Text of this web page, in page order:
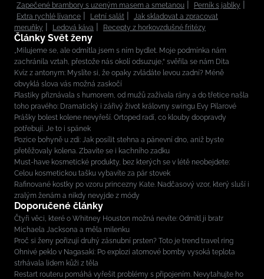
Zapečené brambory s uzeným masem a smetanou
Perník s jablky
Extra rychlé lívance
Letní salát
Jak skladovat a zpracovat
meruňky
Ledová káva Recepty z horkovzdušné fritézy
Články Svět ženy
„Milujeme se, ale odmítla jsem s ním bydlet. Moje podmínka nám
zachránila vztah, přestože nás okolí odsuzuje,“ svěřila se nám Dita
Kvíz z antonym: Myslíte si, že opaky zvládáte levou zadní? Méně
obvyklá slova vás možná zaskočí
Plastiky přiznávala s humorem, od mužů zažívala rány a do třetice našla
toho pravého: Dramatický i zářivý život královny swingu Evy Pilarové
Prášky bolest kolene nevyřeší. Ortoped radí, co klouby doopravdy
potřebují. Je to i spánek
Pozice bohyně u zdi: Jak posílit stehna a pánevní dno, aniž byste
přetěžovaly kolena. Zbavíte se i kachního zadku
Must-have kosmetické produkty, bez kterých se v létě neobejdete:
Celou kosmetickou tašku vybavíte za pár stovek
Rafinované kostky po vzoru princezny Kate. Nadčasový vzor, který sluší i
zralým ženám a nikdy nevyjde z módy
Doporučené články
Čtyři věci, které o Whitney Houston možná nevíte: Odmítl ji bratr
Michaela Jacksona a měla milenku
Proč si ženy pořizují druhý zásnubní prsten? Toto je trend travel ring
Ohnivé peklo v Nagasaki: Po explozi atomové bomby vysoká teplota
strhávala lidem kůži z těla
Restart routeru pomáhá vyřešit problémy s připojením. Nevytahujte ho